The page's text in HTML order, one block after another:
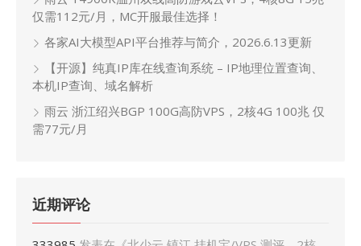
仅需112元/月，MC开服最佳选择！
各家AI大模型API平台推荐与简介，2026.6.13更新
【开源】纯真IP库在线查询系统 – IP地理位置查询、
本机IP查询、域名解析
雨云 浙江绍兴BGP 100G高防VPS，2核4G 100兆 仅
需77元/月
近期评论